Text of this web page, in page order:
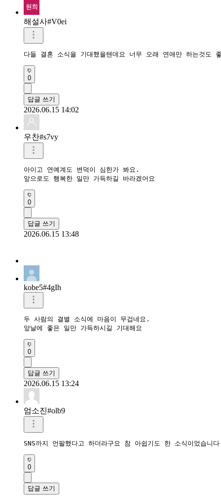
해설사#V0ei
다들 결혼 소식을 기대했을텐데요 너무 오래 연애만 하는것도
0
답글 쓰기
2026.06.15 14:02
우찬#s7vy
아이고 연예계도 변덕이 심한가 봐요.
앞으로도 행복한 일만 가득하길 바라겠어요
0
답글 쓰기
2026.06.15 13:48
kobe5#4gIh
두 사람의 결별 소식에 마음이 무겁네요.
앞날에 좋은 일만 가득하시길 기대해요
0
답글 쓰기
2026.06.15 13:24
엄소진#olb9
SNS까지 언팔했다고 하더라구요 참 아쉽기도 한 소식이었습니다
0
답글 쓰기